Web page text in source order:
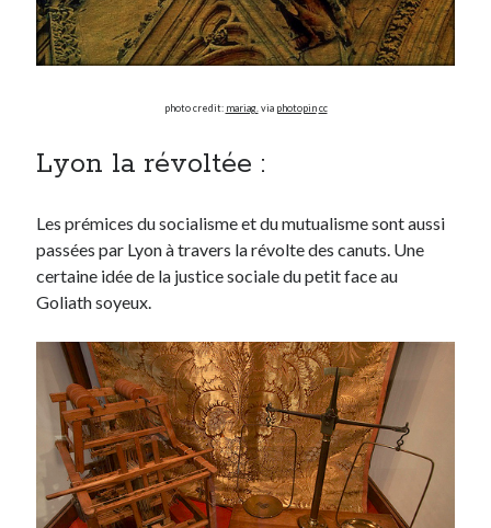
photo credit: mariag. via photopin cc
Lyon la révoltée :
Les prémices du socialisme et du mutualisme sont aussi
passées par Lyon à travers la révolte des canuts. Une
certaine idée de la justice sociale du petit face au
Goliath soyeux.